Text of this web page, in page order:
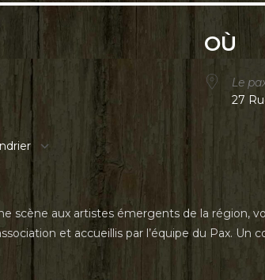
Calendrier Google
OÙ
Le
27
scène aux artistes émergents de la région,
et accueillis par l’équipe du Pax. Un